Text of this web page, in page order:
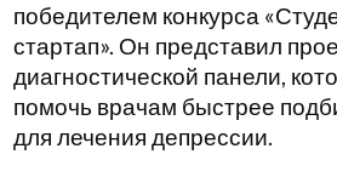
победителем конкурса
стартап». Он представил
диагностической панели,
помочь врачам быстрее
для лечения депрессии.